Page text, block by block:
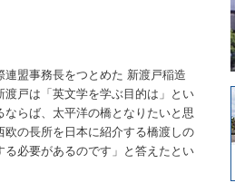
盟事務長をつとめた 新渡戸稲造
渡戸は「英文学を学ぶ目的は」とい
らば、太平洋の橋となりたいと思
の長所を日本に紹介する橋渡しの
必要があるのです」と答えたとい